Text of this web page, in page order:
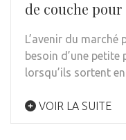
de couche
L’avenir du
besoin d’une
lorsqu’ils sortent
VOIR LA SUITE